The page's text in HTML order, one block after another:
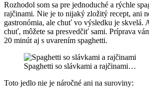
Rozhodol som sa pre jednoduché a rýchle
rajčinami. Nie je to nijaký zložitý recept, ani
gastronómia, ale chuť vo výsledku je skvelá.
chuť, môžete sa presvedčiť sami. Príprava
20 minút aj s uvarením spaghetti.
Spaghetti so slávkami a rajčinami…
Toto jedlo nie je náročné ani na suroviny: